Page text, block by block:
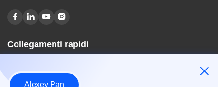
Collegamenti rapidi
Chi siamo
Alexey Pan